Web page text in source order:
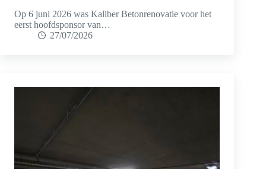
Op 6 juni 2026 was Kaliber Betonrenovatie voor het
eerst hoofdsponsor van…
27/07/2026